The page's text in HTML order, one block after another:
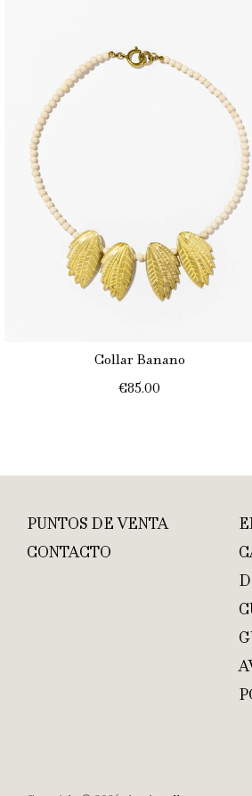
Collar Banano
€85.00
PUNTOS DE VENTA
CONTACTO